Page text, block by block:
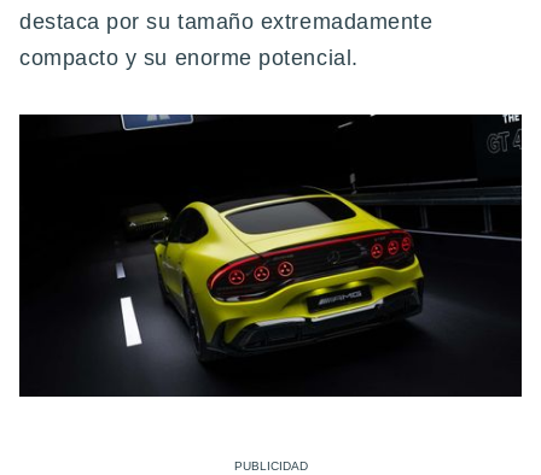
destaca por su tamaño extremadamente
compacto y su enorme potencial.